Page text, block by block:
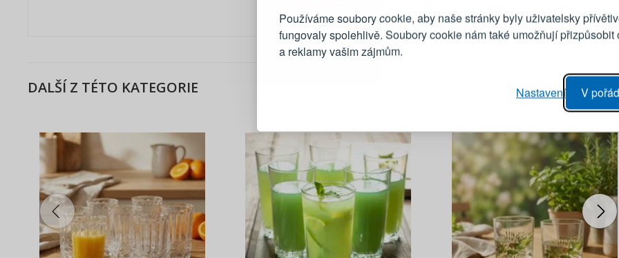
Používáme soubory cookie, aby naše stránky byly uživatelsky
fungovaly spolehlivě. Soubory cookie nám také umožňují přizpůsobit
a reklamy vašim zájmům.
V
Nastavení
DALŠÍ Z TÉTO KATEGORIE
Živý náhled na změny v objednávce
Emailová adresa
PŘIHLÁSIT
Připomenutí